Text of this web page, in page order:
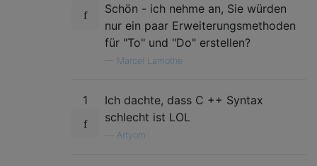
Schön - ich nehme an, Sie würden
nur ein paar Erweiterungsmethoden
für "To" und "Do" erstellen?
Marcel Lamothe
1
Ich dachte, dass C ++ Syntax
schlecht ist LOL
Artyom